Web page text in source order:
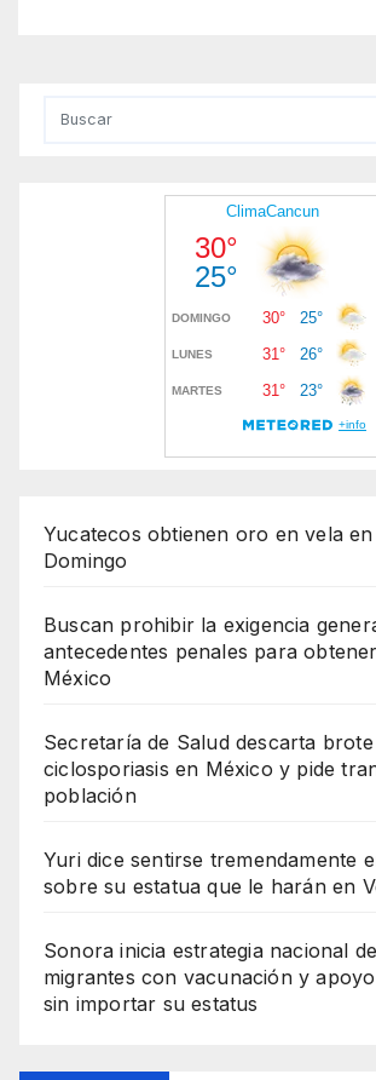
Yucatecos obtienen oro en vela
Domingo
Buscan prohibir la exigencia
antecedentes penales para
México
Secretaría de Salud descarta
ciclosporiasis en México y pide
población
Yuri dice sentirse tremendamente
sobre su estatua que le harán en
Sonora inicia estrategia nacional
migrantes con vacunación y
sin importar su estatus